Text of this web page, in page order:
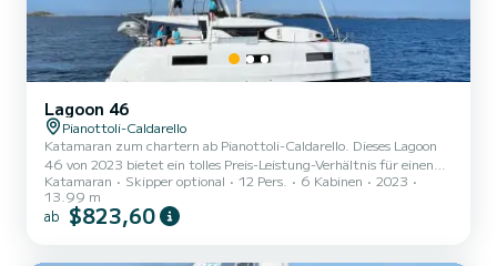
Lagoon 46
Pianottoli-Caldarello
Katamaran zum chartern ab Pianottoli-Caldarello. Dieses Lagoon
46 von 2023 bietet ein tolles Preis-Leistung-Verhältnis für einen
mehrtägigen oder mehrwöchigen Törn. Das Boot hat 6 Kabinen mit
allem Komfort und eine Kapazität von 12 Personen. Mit einer
Gesamtlänge von 14 Metern wird es Ihr perfekter Begleiter sein,
Katamaran Skipper optional 12 Pers. 6 Kabinen
2023
13.99 m
ab $823,60